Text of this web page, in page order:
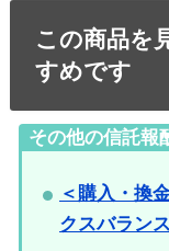
この商品を
すめです
その他の信託報
＜購入・換
クスバラン